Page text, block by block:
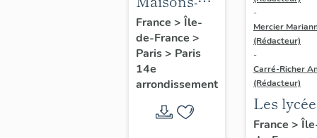
immeubles
France > Île-
de-France >
Paris> Paris
14e
arrondissement
-
Mercier
(Rédacteur)
-
Carré-Richer
(Rédacteur)
Les
France >